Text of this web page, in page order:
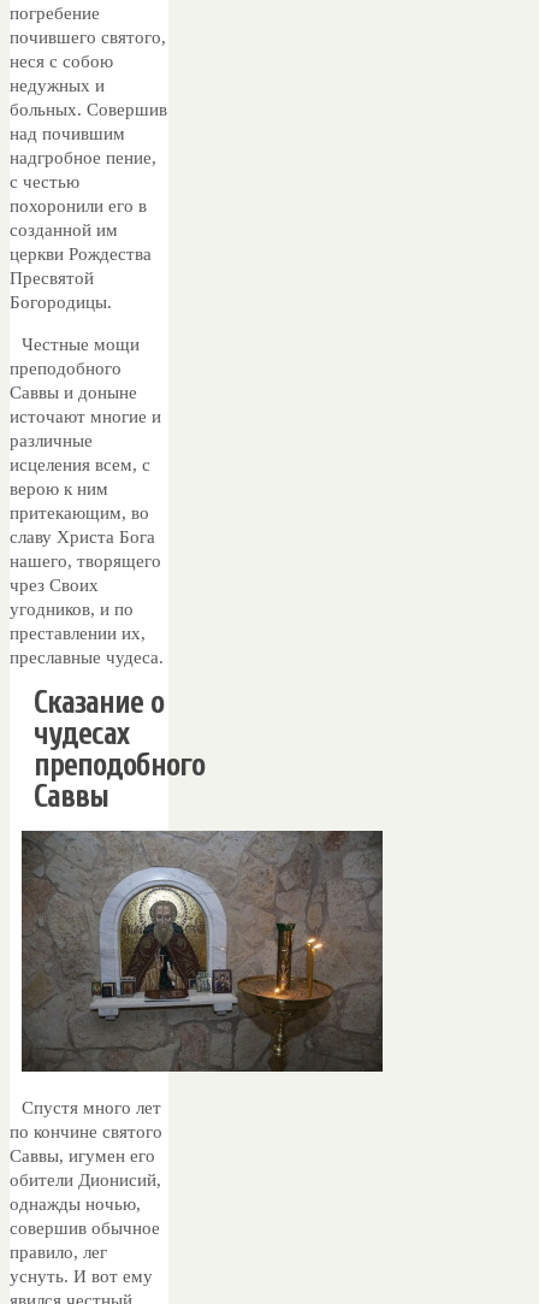
погребение
почившего святого,
неся с собою
недужных и
больных. Совершив
над почившим
надгробное пение,
с честью
похоронили его в
созданной им
церкви Рождества
Пресвятой
Богородицы.
Честные мощи
преподобного
Саввы и доныне
источают многие и
различные
исцеления всем, с
верою к ним
притекающим, во
славу Христа Бога
нашего, творящего
чрез Своих
угодников, и по
преставлении их,
преславные чудеса.
Сказание о
чудесах
преподобного
Саввы
Спустя много лет
по кончине святого
Саввы, игумен его
обители Дионисий,
однажды ночью,
совершив обычное
правило, лег
уснуть. И вот ему
явился честный